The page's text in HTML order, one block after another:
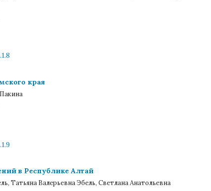
края
в Республике Алтай
Татьяна Валерьевна Эбель, Светлана Анатольевна